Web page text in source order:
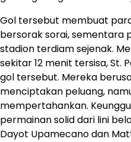
Gol tersebut membuat
bersorak sorai, sementara
stadion terdiam sejenak.
sekitar 12 menit tersisa, St.
gol tersebut. Mereka
menciptakan peluang,
mempertahankan.
permainan solid dari lini
Dayot Upamecano dan